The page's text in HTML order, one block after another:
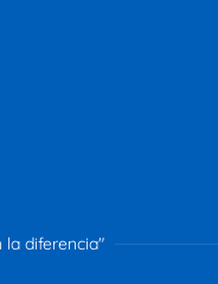
la diferencia"